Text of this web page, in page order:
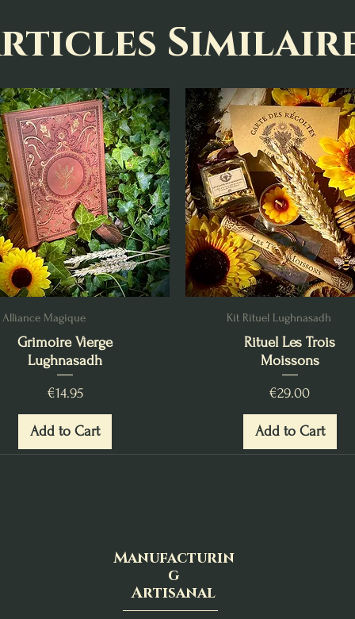
Alliance Magique
Grimoire Vierge
Lughnasadh
Price
€14.95
Add to Cart
Kit Rituel Lughnasadh
Rituel Les Trois
Moissons
Price
€29.00
Add to Cart
Manufacturin
g
Artisanal